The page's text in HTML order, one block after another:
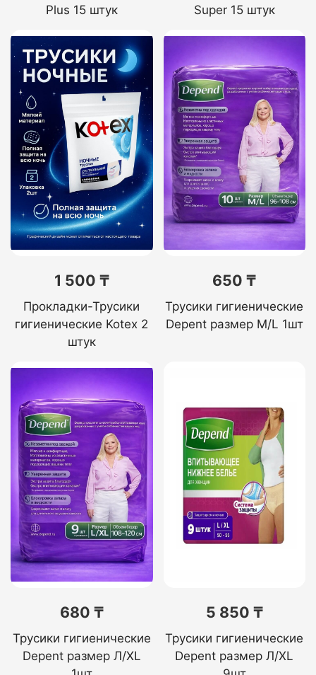
Plus 15 штук
Super 15 штук
1 500 ₸
Прокладки-Трусики
гигиенические Kotex 2
штук
650 ₸
Трусики гигиенические
Depent размер M/L 1шт
680 ₸
Трусики гигиенические
Depent размер Л/XL
5 850 ₸
Трусики гигиенические
Depent размер Л/XL